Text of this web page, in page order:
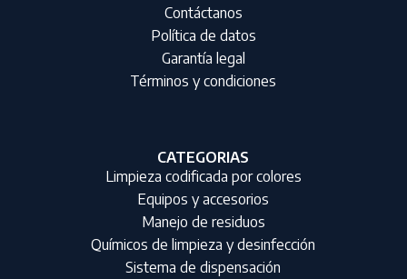
Contáctanos
Política de datos
Garantía legal
Términos y condiciones
CATEGORIAS
Limpieza codificada por colores
Equipos y accesorios
Manejo de residuos
Químicos de limpieza y desinfección
Sistema de dispensación